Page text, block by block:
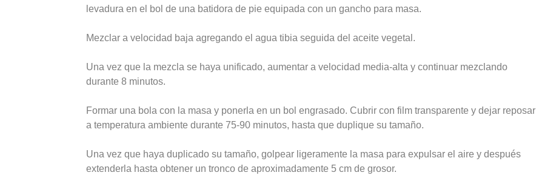
levadura en el bol de una batidora de pie equipada con un gancho para masa.
Mezclar a velocidad baja agregando el agua tibia seguida del aceite vegetal.
Una vez que la mezcla se haya unificado, aumentar a velocidad media-alta y continuar mezclando
durante 8 minutos.
Formar una bola con la masa y ponerla en un bol engrasado. Cubrir con film transparente y dejar reposar
a temperatura ambiente durante 75-90 minutos, hasta que duplique su tamaño.
Una vez que haya duplicado su tamaño, golpear ligeramente la masa para expulsar el aire y después
extenderla hasta obtener un tronco de aproximadamente 5 cm de grosor.